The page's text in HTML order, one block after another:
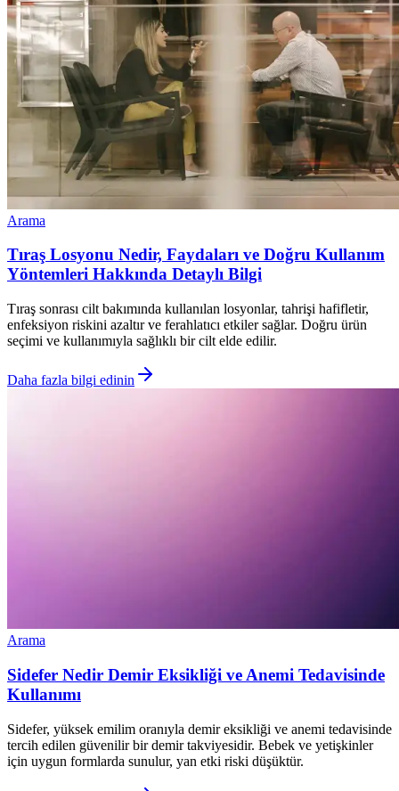
Arama
Tıraş Losyonu Nedir, Faydaları ve Doğru Kullanım
Yöntemleri Hakkında Detaylı Bilgi
Tıraş sonrası cilt bakımında kullanılan losyonlar, tahrişi hafifletir,
enfeksiyon riskini azaltır ve ferahlatıcı etkiler sağlar. Doğru ürün
seçimi ve kullanımıyla sağlıklı bir cilt elde edilir.
Daha fazla bilgi edinin
Arama
Sidefer Nedir Demir Eksikliği ve Anemi Tedavisinde
Kullanımı
Sidefer, yüksek emilim oranıyla demir eksikliği ve anemi tedavisinde
tercih edilen güvenilir bir demir takviyesidir. Bebek ve yetişkinler
için uygun formlarda sunulur, yan etki riski düşüktür.